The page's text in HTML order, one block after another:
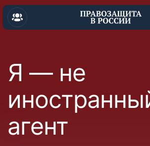
Я — не
агент